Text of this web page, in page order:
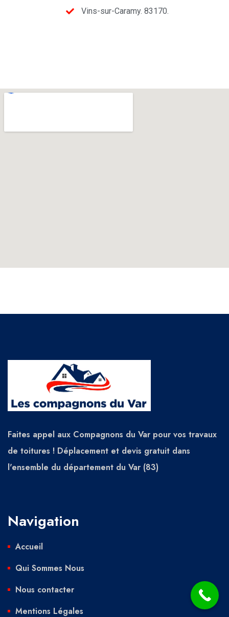
Vins-sur-Caramy. 83170.
Faites appel aux Compagnons du Var pour vos travaux
de toitures ! Déplacement et devis gratuit dans
l'ensemble du département du Var (83)
Navigation
Accueil
Qui Sommes Nous
Nous contacter
Mentions Légales